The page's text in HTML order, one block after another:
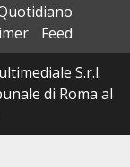
Feed
S.r.l.
di Roma al